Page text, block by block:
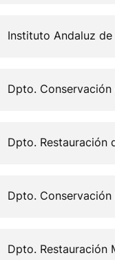
Instituto Andaluz
Dpto.
Dpto. Restauración
Dpto. Conservación
Dpto. Restauración